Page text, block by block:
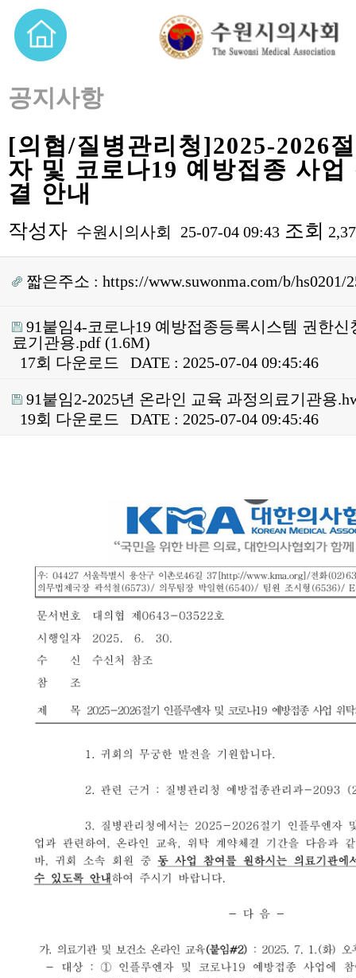
공지사항
[의협/질병관리청]2025-2026
자 및 코로나19 예방접종 사업
결 안내
작성자 수원시의사회 25-07-04 09:43 조회
짧은주소 : https://www.suwonma.com/b/hs0201/
91붙임4-코로나19 예방접종등록시스템 권한
료기관용.pdf (1.6M)
17회 다운로드
DATE : 2025-07-04 09:45:46
91붙임2-2025년 온라인 교육 과정의료기관용
19회 다운로드
DATE : 2025-07-04 09:45:46